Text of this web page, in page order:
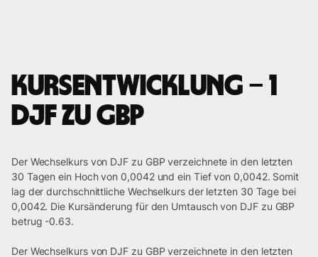
Kursentwicklung – 1
DJF zu GBP
Der Wechselkurs von DJF zu GBP verzeichnete in den letzten
30 Tagen ein Hoch von 0,0042 und ein Tief von 0,0042. Somit
lag der durchschnittliche Wechselkurs der letzten 30 Tage bei
0,0042. Die Kursänderung für den Umtausch von DJF zu GBP
betrug -0.63.
Der Wechselkurs von DJF zu GBP verzeichnete in den letzten